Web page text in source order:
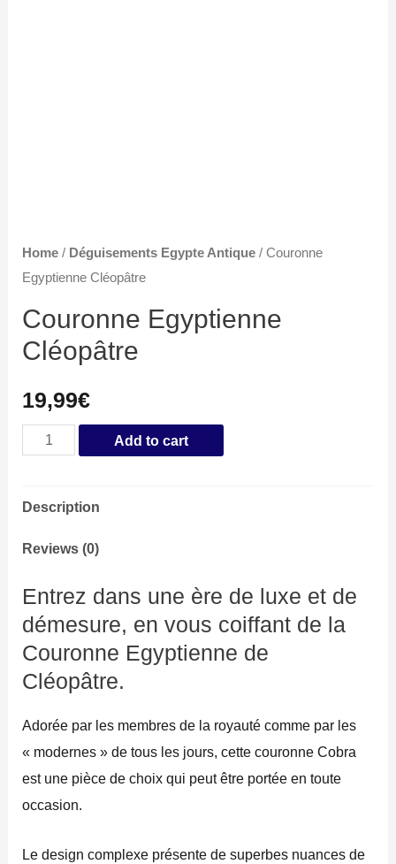
Home / Déguisements Egypte Antique / Couronne
Egyptienne Cléopâtre
Couronne Egyptienne
Cléopâtre
19,99€
Couronne
quantity
Add to cart
Description
Reviews (0)
Entrez dans une ère de luxe et de
démesure, en vous coiffant de la
Couronne Egyptienne de
Cléopâtre.
Adorée par les membres de la royauté comme par les
« modernes » de tous les jours, cette couronne Cobra
est une pièce de choix qui peut être portée en toute
occasion.
Le design complexe présente de superbes nuances de